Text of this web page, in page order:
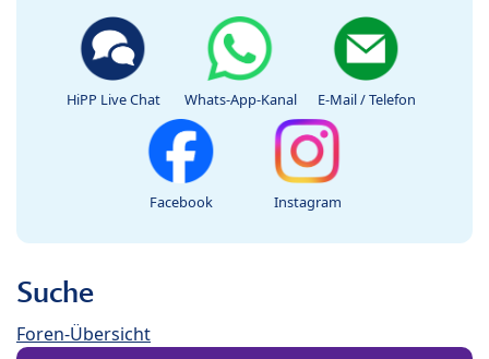
HiPP Live Chat Whats-App-Kanal E-Mail / Telefon
Facebook Instagram
Suche
Foren-Übersicht